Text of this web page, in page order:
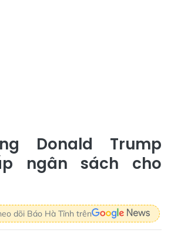
Donald Trump
ngân sách cho
dõi Báo Hà Tĩnh trên